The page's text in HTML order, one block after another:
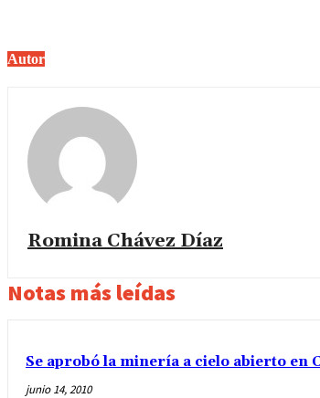
Autor
Romina Chávez Dí­az
Notas más leídas
Se aprobó la minería a cielo abierto en
junio 14, 2010